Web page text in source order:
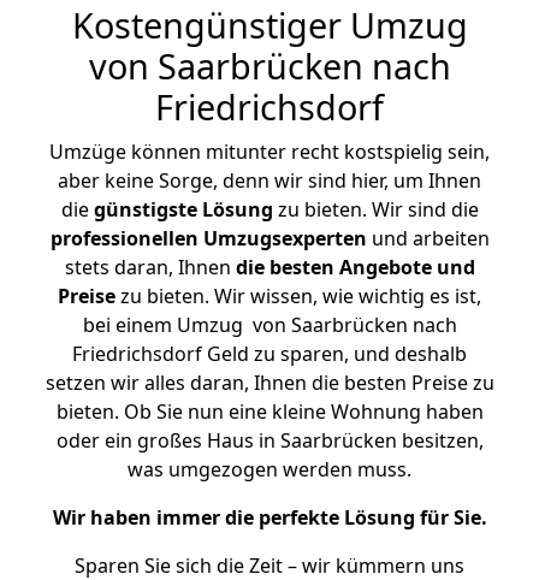
Kostengünstiger Umzug
von Saarbrücken nach
Friedrichsdorf
Umzüge können mitunter recht kostspielig sein,
aber keine Sorge, denn wir sind hier, um Ihnen
diegünstigste Lösung zu bieten. Wir sind die
professionellen Umzugsexperten und arbeiten
stets daran, Ihnen die besten Angebote und
Preisezu bieten. Wir wissen, wie wichtig es ist,
bei einem Umzug von Saarbrücken nach
Friedrichsdorf Geld zu sparen, und deshalb
setzen wir alles daran, Ihnen die besten Preise zu
bieten. Ob Sie nun eine kleine Wohnung haben
oder ein großes Haus in Saarbrücken besitzen,
was umgezogen werden muss.
Wir haben immer die perfekte Lösung für Sie.
Sparen Sie sich die Zeit – wir kümmern uns